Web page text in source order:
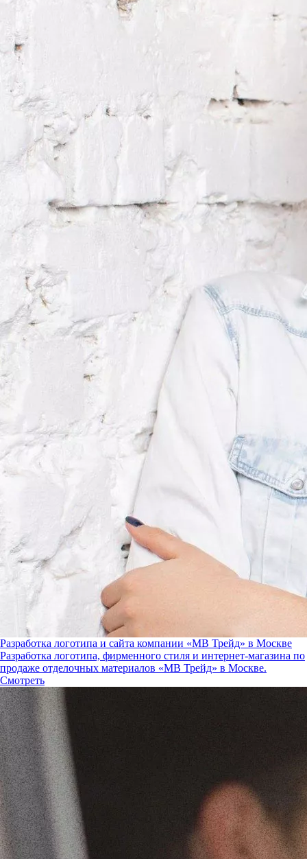
Разработка логотипа и сайта компании «МВ Трейд» в Москве
Разработка логотипа, фирменного стиля и интернет-магазина по
продаже отделочных материалов «МВ Трейд» в Москве.
Смотреть